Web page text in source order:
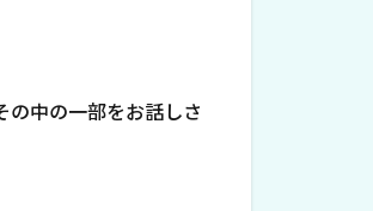
の中の一部をお話しさ